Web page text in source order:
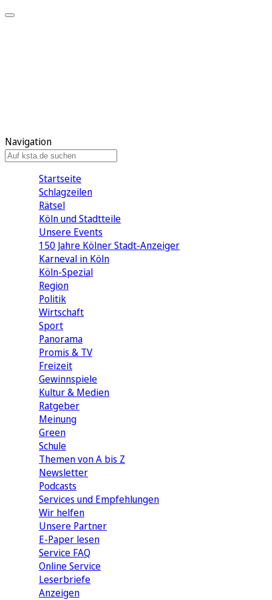
Navigation
Startseite
Schlagzeilen
Rätsel
Köln und Stadtteile
Unsere Events
150 Jahre Kölner Stadt-Anzeiger
Karneval in Köln
Köln-Spezial
Region
Politik
Wirtschaft
Sport
Panorama
Promis & TV
Freizeit
Gewinnspiele
Kultur & Medien
Ratgeber
Meinung
Green
Schule
Themen von A bis Z
Newsletter
Podcasts
Services und Empfehlungen
Wir helfen
Unsere Partner
E-Paper lesen
Service FAQ
Online Service
Leserbriefe
Anzeigen